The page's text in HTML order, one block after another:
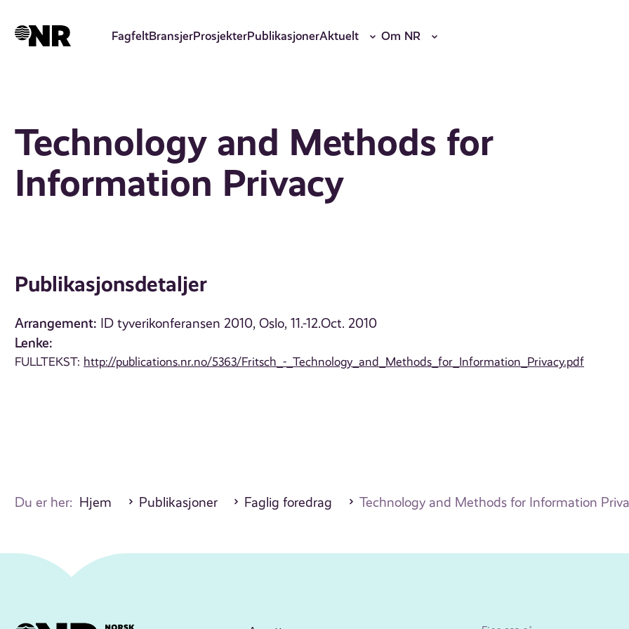
hovedinnhold
FagfeltBransjerProsjekterPublikasjonerAktuelt Om NR
Technology and Methods for
Information Privacy
Publikasjonsdetaljer
Arrangement: ID tyverikonferansen 2010, Oslo, 11.-12.Oct. 2010
Lenke:
FULLTEKST: http://publications.nr.no/5363/Fritsch_-_Technology_and_Methods_for_Information_Privacy.pdf
Du er her: Hjem Publikasjoner Faglig foredrag Technology and Methods for Information